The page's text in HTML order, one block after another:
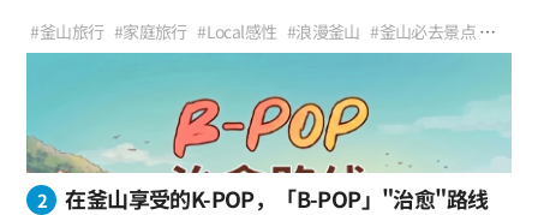
“Local”路线带大家感受的是釜山人的日常与街区氛围，
那么这次介绍的第二个主题，
“浪漫（Romance）”路线。 从市中心的公园开始，
经过充满氛围感的咖啡街、热门夜景观景台、海岸绝景，
再一路延伸至广安大桥的夜色风光，
这条路线将带你感受釜山最浪漫的瞬间。
POP风格照片 & 视频打卡地 ‧
从白天到夜晚都充满氛围感的旅行路线 ‧一次集合咖啡馆、
海景与观景台的浪漫釜山之旅
#釜山旅行 #家庭旅行 #Local感性 #浪漫釜山 #釜山必去景点
#旅行推荐 #夜景 #海景 #釜山市民公园 #田浦咖啡街
2 在釜山享受的K-POP，「B-POP」"治愈"路线